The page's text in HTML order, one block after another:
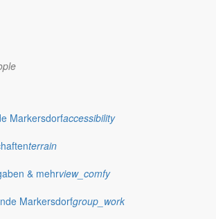
Markersdorfaccessibility
terrain
& mehrview_comfy
Markersdorfgroup_work